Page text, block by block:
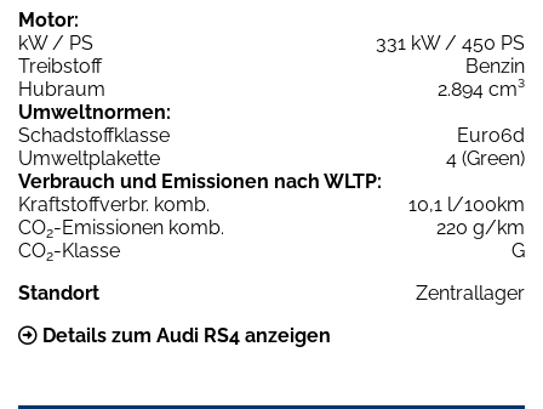
Motor:
kW / PS
331 kW / 450 PS
Treibstoff
Benzin
Hubraum
2.894 cm³
Umweltnormen:
Schadstoffklasse
Euro6d
Umweltplakette
4 (Green)
Verbrauch und Emissionen nach WLTP:
Kraftstoffverbr. komb.
10,1 l/100km
CO2-Emissionen komb.
220 g/km
CO2-Klasse
G
Standort
Zentrallager
Details zum Audi RS4 anzeigen